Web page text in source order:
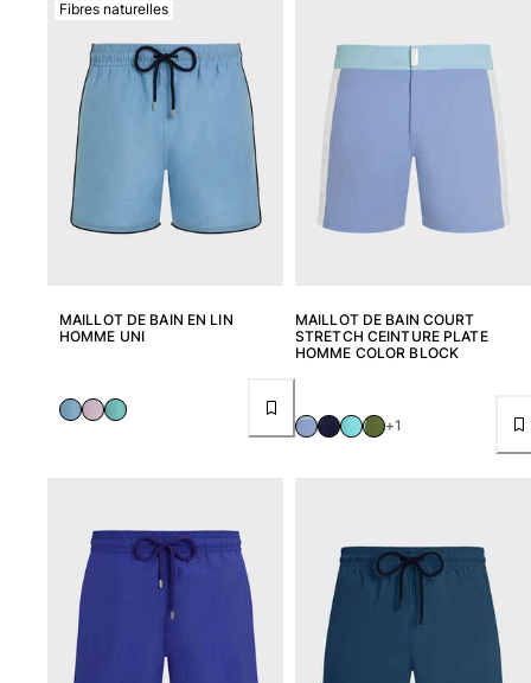
MAILLOT DE BAIN EN LIN
HOMME UNI
Fibres naturelles
MAILLOT DE BAIN COURT
STRETCH CEINTURE PLATE
HOMME COLOR BLOCK
+1